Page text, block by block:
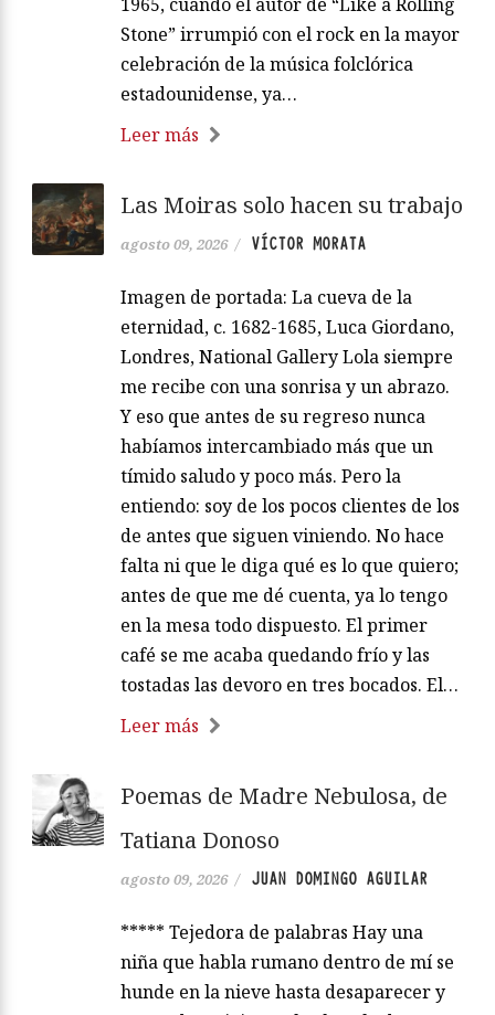
Stone” irrumpió con el rock en la mayor
celebración de la música folclórica
estadounidense, ya…
Leer más
Las Moiras solo hacen su trabajo
agosto 09, 2026 / VÍCTOR MORATA
Imagen de portada: La cueva de la
eternidad, c. 1682-1685, Luca Giordano,
Londres, National Gallery Lola siempre
me recibe con una sonrisa y un abrazo.
Y eso que antes de su regreso nunca
habíamos intercambiado más que un
tímido saludo y poco más. Pero la
entiendo: soy de los pocos clientes de los
de antes que siguen viniendo. No hace
falta ni que le diga qué es lo que quiero;
antes de que me dé cuenta, ya lo tengo
en la mesa todo dispuesto. El primer
café se me acaba quedando frío y las
tostadas las devoro en tres bocados. El…
Leer más
Poemas de Madre Nebulosa, de
Tatiana Donoso
agosto 09, 2026 / JUAN DOMINGO AGUILAR
***** Tejedora de palabras Hay una
niña que habla rumano dentro de mí se
hunde en la nieve hasta desaparecer y